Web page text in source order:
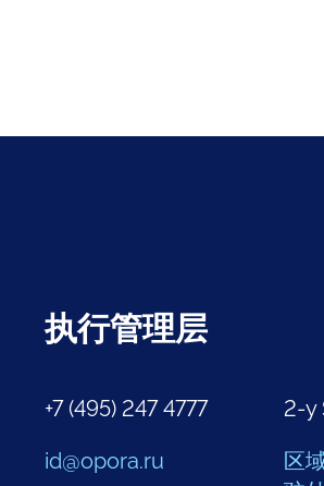
执行管理层
+7 (495) 247 4777
id@opora.ru
2-y
区